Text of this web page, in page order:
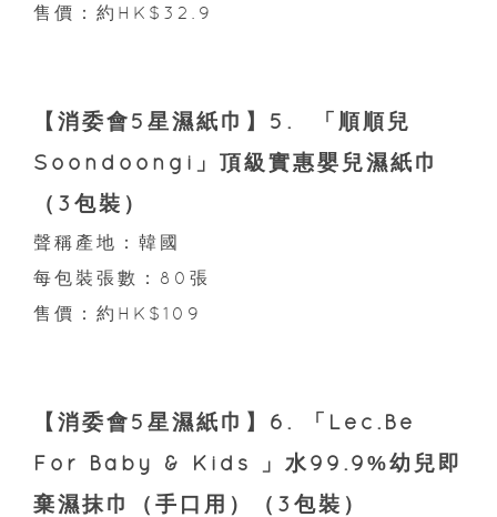
售價：約HK$32.9
【消委會5星濕紙巾】5. 「順順兒
Soondoongi」頂級實惠嬰兒濕紙巾
（3包裝）
聲稱產地：韓國
每包裝張數：80張
售價：約HK$109
【消委會5星濕紙巾】6. 「Lec.Be
For Baby & Kids 」水99.9%幼兒即
棄濕抹巾（手口用）（3包裝）